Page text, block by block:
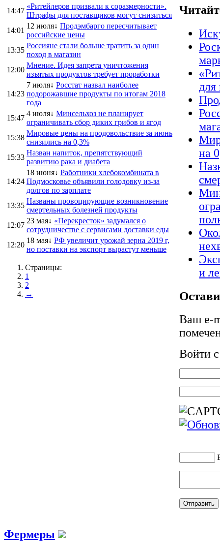
14:47
«Ритейлеров призвали к соразмерности».
Штрафы для поставщиков могут снизиться
14:01
12 июля↓ Продэмбарго пересчитывает
российские цены
13:35
Россияне стали больше тратить за один
поход в магазин
12:00
Мнение. Идея запрета уничтожения
изъятых продуктов требует проработки
14:23
7 июля↓ Росстат назвал наиболее
подорожавшие продукты по итогам 2018
года
15:47
4 июля↓ Минсельхоз не планирует
ограничивать сбор диких грибов и ягод
15:38
Мировые цены на продовольствие за июнь
снизились на 0,3%
15:33
Назван напиток, препятствующий
развитию рака и диабета
14:24
18 июня↓ Работники хлебокомбината в
Подмосковье объявили голодовку из-за
долгов по зарплате
13:35
Названы провоцирующие возникновение
смертельных болезней продукты
12:07
23 мая↓ «Перекресток» задумался о
сотрудничестве с сервисами доставки еды
12:20
18 мая↓ РФ увеличит урожай зерна 2019 г,
но поставки на экспорт вырастут меньше
Страницы:
1
2
→
для
на
и
Ваш e-
Войти
Фермеры